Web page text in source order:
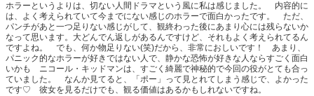
ホラーというよりは、切ない人間ドラマという風に私は感じました。 内容的に
は、よく考えられていて今までにない感じのホラーで面白かったです。 ただ、
パンチがあと一つ足りない感じがして、観終わった後にあまり心には残らないか
なって思います。大どんでん返しがあるんですけど、それもよく考えられてるん
ですよね。 でも、何か物足りない(笑)だから、非常におしいです！ あまり、
パニック的なホラーが好きではない人で、静かな恐怖が好きな人ならすごく面白
いかも ニコール・キッドマンは、すごく綺麗で神秘的で今回の役がとても合っ
ていました。 なんか見てると、「ポー」って見とれてしまう感じで、よかった
です♡ 彼女を見るだけでも、観る価値はあるかもしれないですね。